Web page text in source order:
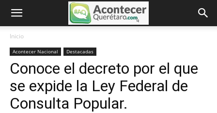
Inicio
Acontecer Nacional Destacadas
Conoce el decreto por el que
se expide la Ley Federal de
Consulta Popular.